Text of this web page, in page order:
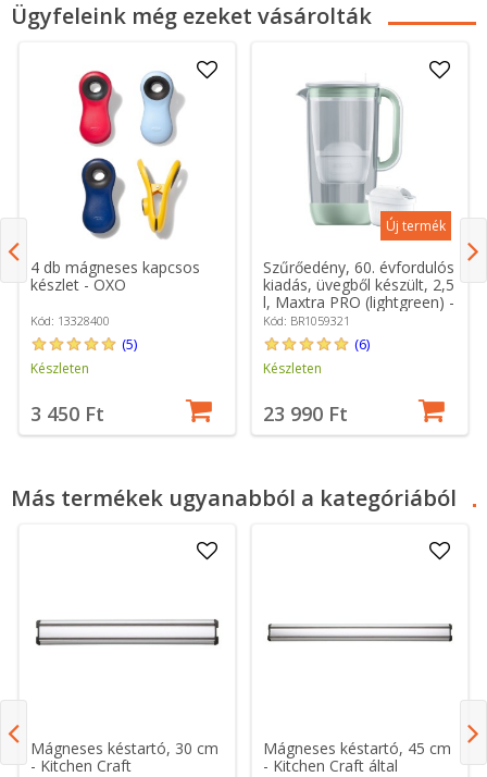
Ügyfeleink még ezeket vásárolták
4 db mágneses kapcsos
készlet - OXO
Kód: 13328400
(5)
Készleten
3 450 Ft
Új termék
Szűrőedény, 60. évfordulós
kiadás, üvegből készült, 2,5
l, Maxtra PRO (lightgreen) -
BRITA
Kód: BR1059321
(6)
Készleten
23 990 Ft
Más termékek ugyanabból a kategóriából
Mágneses késtartó, 30 cm
- Kitchen Craft
Mágneses késtartó, 45 cm
- Kitchen Craft által